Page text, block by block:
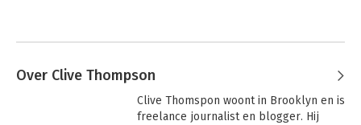
Over Clive Thompson
Clive Thomspon woont in Brooklyn en is
freelance journalist en blogger. Hij